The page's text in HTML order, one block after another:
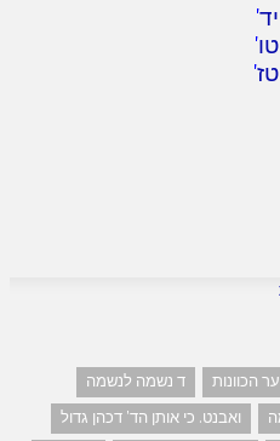
'
'
'
הכוונות
ד נשמה לנשמה
ואבנט. כי אותן הד' דכהן גדול